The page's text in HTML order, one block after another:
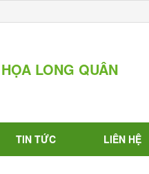
LONG QUÂN
TIN TỨC LIÊN HỆ